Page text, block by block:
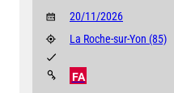
20/11/2026
La Roche-sur-Yon (85)
FA